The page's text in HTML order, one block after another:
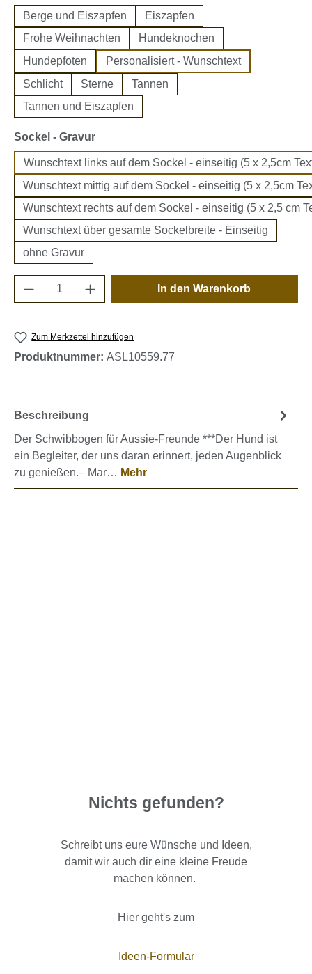
Berge und Eiszapfen
Eiszapfen
Frohe Weihnachten
Hundeknochen
Hundepfoten
Personalisiert - Wunschtext
Schlicht
Sterne
Tannen
Tannen und Eiszapfen
Sockel - Gravurauswählen
Wunschtext links auf dem Sockel - einseitig (5 x 2,5cm
Wunschtext mittig auf dem Sockel - einseitig (5 x 2,5cm
Wunschtext rechts auf dem Sockel - einseitig (5 x 2,5 cm
Wunschtext über gesamte Sockelbreite - Einseitig
ohne Gravur
Produkt Anzahl: Gib den gewünschten
In den Warenkorb
Zum Merkzettel hinzufügen
Produktnummer: ASL10559.77
Beschreibung
Der Schwibbogen für Aussie-Freunde ***Der Hund ist
ein Begleiter, der uns daran erinnert, jeden Augenblick
zu genießen.– Mar… Mehr
Nichts gefunden?
Schreibt uns eure Wünsche und Ideen,
damit wir auch dir eine kleine Freude
machen können.
Hier geht's zum
Ideen-Formular